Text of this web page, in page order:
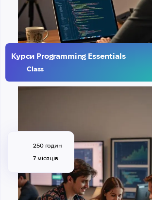
Курси Programming Essentials
Class
250 годин
7 місяців